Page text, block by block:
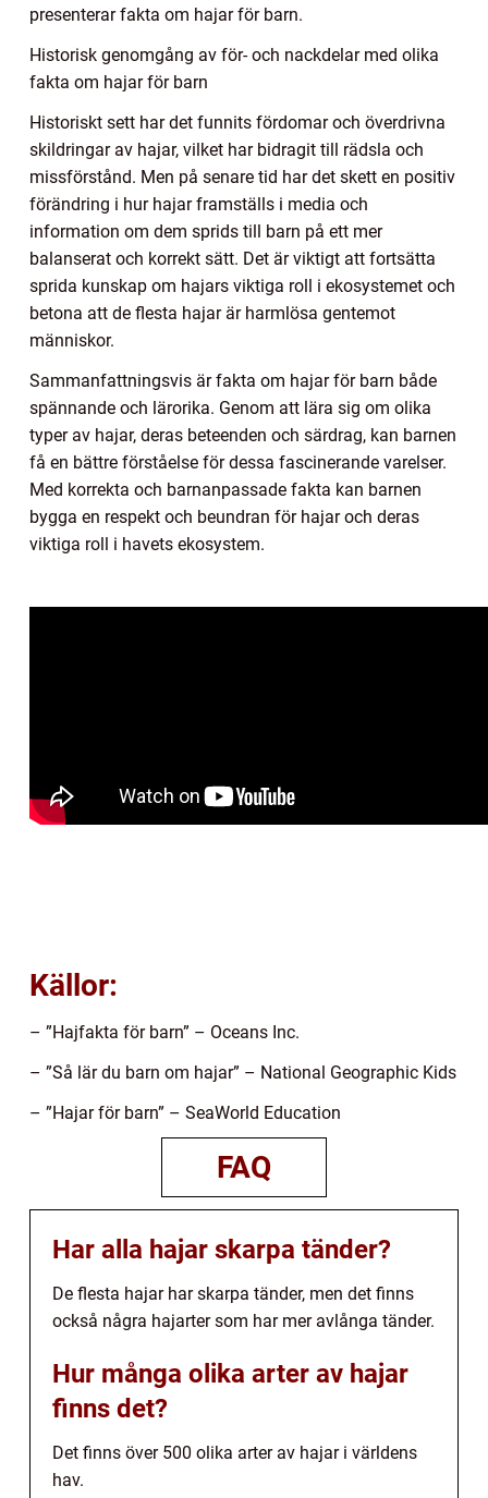
presenterar fakta om hajar för barn.
Historisk genomgång av för- och nackdelar med olika
fakta om hajar för barn
Historiskt sett har det funnits fördomar och överdrivna
skildringar av hajar, vilket har bidragit till rädsla och
missförstånd. Men på senare tid har det skett en positiv
förändring i hur hajar framställs i media och
information om dem sprids till barn på ett mer
balanserat och korrekt sätt. Det är viktigt att fortsätta
sprida kunskap om hajars viktiga roll i ekosystemet och
betona att de flesta hajar är harmlösa gentemot
människor.
Sammanfattningsvis är fakta om hajar för barn både
spännande och lärorika. Genom att lära sig om olika
typer av hajar, deras beteenden och särdrag, kan barnen
få en bättre förståelse för dessa fascinerande varelser.
Med korrekta och barnanpassade fakta kan barnen
bygga en respekt och beundran för hajar och deras
viktiga roll i havets ekosystem.
Källor:
– ”Hajfakta för barn” – Oceans Inc.
– ”Så lär du barn om hajar” – National Geographic Kids
– ”Hajar för barn” – SeaWorld Education
FAQ
Har alla hajar skarpa tänder?
De flesta hajar har skarpa tänder, men det finns
också några hajarter som har mer avlånga tänder.
Hur många olika arter av hajar
finns det?
Det finns över 500 olika arter av hajar i världens
hav.